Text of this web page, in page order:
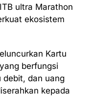
ultra Marathon
ekosistem
Kartu
berfungsi
debit, dan uang
kepada